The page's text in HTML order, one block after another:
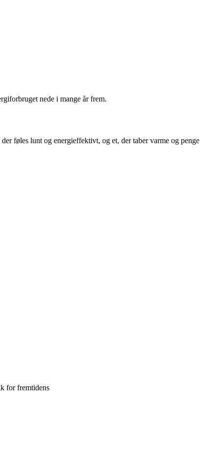
nede i mange år frem.
føles lunt og energieffektivt, og et, der taber varme og penge
for fremtidens